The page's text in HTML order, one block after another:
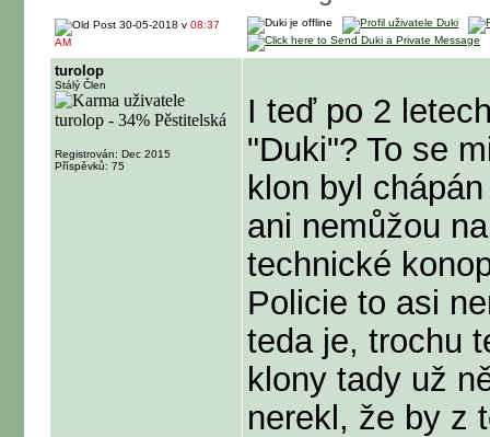
30-05-2018 v 08:37
AM
turolop
Stálý Člen
Registrován: Dec 2015
Příspěvků: 75
I teď po 2
"Duki"? To se
klon byl
ani nemůžou
technické
Policie to asi
teda je, trochu
klony tady už
nerekl, že by z